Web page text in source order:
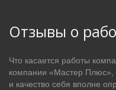
Отзывы о
Что касается работы
компании «Мастер Плюс»,
и качество себя вполне